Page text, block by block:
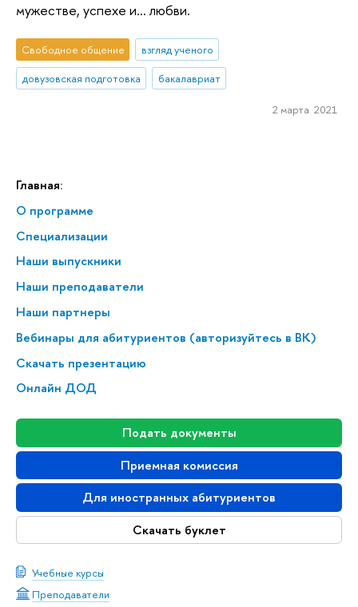
Главная:
О программе
Специализации
Наши выпускники
Наши преподаватели
Наши партнеры
Вебинары для абитуриентов (авторизуйтесь в ВК)
Скачать презентацию
Онлайн ДОД
Подать документы
Приемная комиссия
Для иностранных абитуриентов
Скачать буклет
Учебные курсы
Преподаватели
мужестве, успехе и… любви.
Свободное общение
взгляд ученого
довузовская подготовка
бакалавриат
2 марта 2021